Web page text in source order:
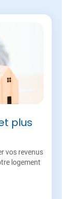
plus
vos revenus
logement